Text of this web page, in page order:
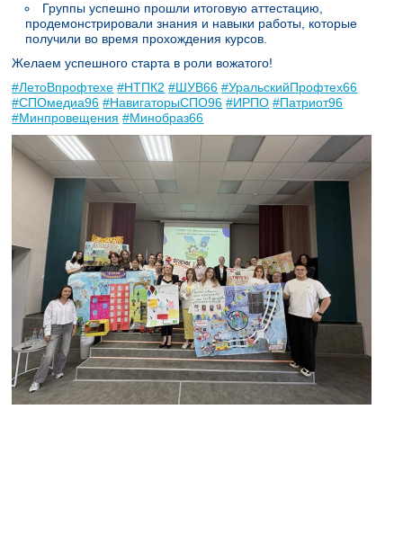
Группы успешно прошли итоговую аттестацию,
продемонстрировали знания и навыки работы, которые
получили во время прохождения курсов.
Желаем успешного старта в роли вожатого!
#ЛетоВпрофтехе #НТПК2 #ШУВ66 #УральскийПрофтех66
#СПОмедиа96 #НавигаторыСПО96 #ИРПО #Патриот96
#Минпровещения #Минобраз66